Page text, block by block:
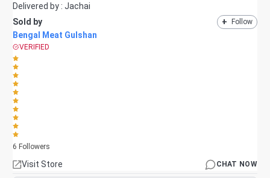
Delivered by : Jachai
Sold by
+ Follow
Bengal Meat Gulshan
VERIFIED
6 Followers
Visit Store CHAT NOW